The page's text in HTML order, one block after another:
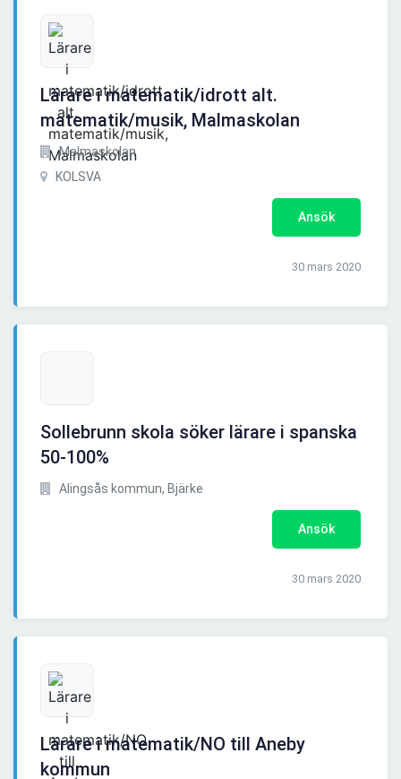
Lärare i matematik/idrott alt.
matematik/musik, Malmaskolan
Malmaskolan
KOLSVA
Ansök
30 mars 2020
Sollebrunn skola söker lärare i spanska
50-100%
Alingsås kommun, Bjärke
Ansök
30 mars 2020
Lärare i matematik/NO till Aneby
kommun